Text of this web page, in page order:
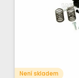
Není skladem